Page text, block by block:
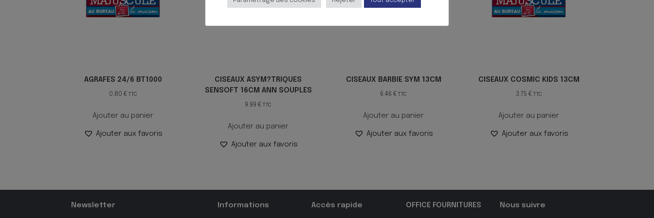
AGRAFES 24/6 BT1000
0.80 € TTC
Ajouter au panier
Ajouter aux favoris
CISEAUX ASYM?TRIQUES
SENSOFT 16CM ANN SOUPLES
9.99€ TTC
Ajouter au panier
Ajouter aux favoris
CISEAUX BARBIE SYM 13CM
6.46€ TTC
Ajouter au panier
Ajouter aux favoris
CISEAUX COSMIC KIDS 13CM
3.75 € TTC
Ajouter au panier
Ajouter aux favoris
Newsletter Informations Accès rapide OFFICE FOURNITURES Nous suivre